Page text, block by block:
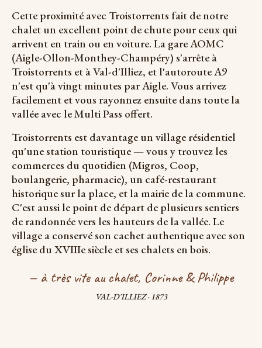
Cette proximité avec Troistorrents fait de notre
chalet un excellent point de chute pour ceux qui
arrivent en train ou en voiture. La gare AOMC
(Aigle-Ollon-Monthey-Champéry) s'arrête à
Troistorrents et à Val-d'Illiez, et l'autoroute A9
n'est qu'à vingt minutes par Aigle. Vous arrivez
facilement et vous rayonnez ensuite dans toute la
vallée avec le Multi Pass offert.
Troistorrents est davantage un village résidentiel
qu'une station touristique — vous y trouvez les
commerces du quotidien (Migros, Coop,
boulangerie, pharmacie), un café-restaurant
historique sur la place, et la mairie de la commune.
C'est aussi le point de départ de plusieurs sentiers
de randonnée vers les hauteurs de la vallée. Le
village a conservé son cachet authentique avec son
église du XVIIIe siècle et ses chalets en bois.
— à très vite au chalet, Corinne & Philippe
VAL-D'ILLIEZ · 1873